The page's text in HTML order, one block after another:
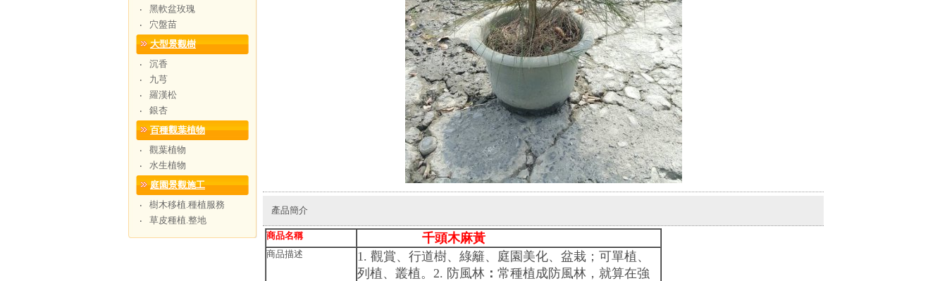
‧
黑軟盆玫瑰
‧
穴盤苗
大型景觀樹
‧
沉香
‧
九芎
‧
羅漢松
‧
銀杏
百種觀葉植物
‧
觀葉植物
‧
水生植物
庭園景觀施工
‧
樹木移植.種植服務
‧
草皮種植.整地
產品簡介
商品名稱 千頭木麻黃
商品描述
1. 觀賞、行道樹、綠籬、庭園美化、盆栽；可單植、
列植、叢植。2. 防風林 ： 常種植成防風林，就算在強